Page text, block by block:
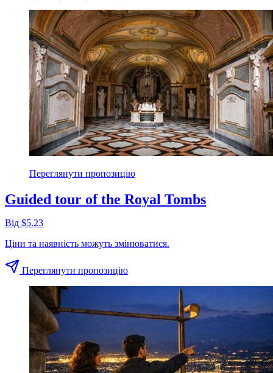
Переглянути пропозицію
Guided tour of the Royal Tombs
Від $5.23
Ціни та наявність можуть змінюватися.
Переглянути пропозицію